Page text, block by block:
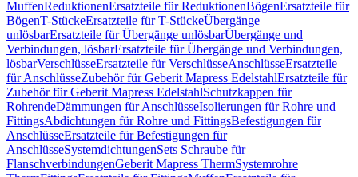
MuffenReduktionenErsatzteile für ReduktionenBögenErsatzteile für
BögenT-StückeErsatzteile für T-StückeÜbergänge
unlösbarErsatzteile für Übergänge unlösbarÜbergänge und
Verbindungen, lösbarErsatzteile für Übergänge und Verbindungen,
lösbarVerschlüsseErsatzteile für VerschlüsseAnschlüsseErsatzteile
für AnschlüsseZubehör für Geberit Mapress EdelstahlErsatzteile für
Zubehör für Geberit Mapress EdelstahlSchutzkappen für
RohrendeDämmungen für AnschlüsseIsolierungen für Rohre und
FittingsAbdichtungen für Rohre und FittingsBefestigungen für
AnschlüsseErsatzteile für Befestigungen für
AnschlüsseSystemdichtungenSets Schraube für
FlanschverbindungenGeberit Mapress ThermSystemrohre